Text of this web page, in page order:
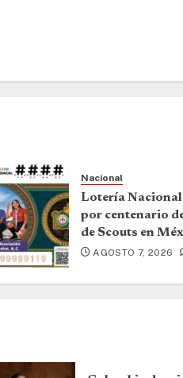
Nacional
Lotería
por centenario
de Scouts en
AGOSTO 7, 2026